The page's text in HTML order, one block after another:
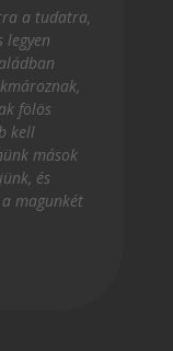
a tudatra,
legyen
fölös
kell
mások
és
magunkét